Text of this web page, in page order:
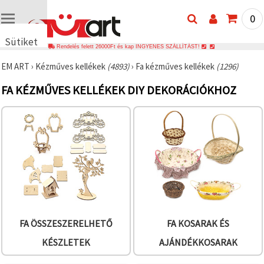
Sütiket
🍪 Cookie-
hasonló
használunk
annak
érdekében,
biztosítsuk
a weboldal
megfelelő
működését,
javítsuk az
és az Ön
0
Rendelés felett 26000Ft és kap INGYENES SZÁLLÍTÁST!
EM ART › Kézműves kellékek (4893)› Fa kézműves kellékek (1296)
FA KÉZMŰVES KELLÉKEK DIY DEKORÁCIÓKHOZ
FA ÖSSZESZERELHETŐ
KÉSZLETEK
FA KOSARAK ÉS
AJÁNDÉKKOSARAK